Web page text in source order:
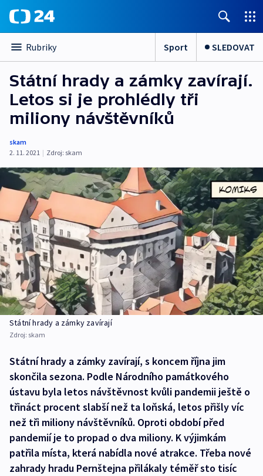
Rubriky Sport SLEDOVAT
Státní hrady a zámky zavírají.
Letos si je prohlédly tři
miliony návštěvníků
skam
2. 11. 2021 | Zdroj: skam
Státní hrady a zámky zavírají
Zdroj: skam
Státní hrady a zámky zavírají, s koncem října jim
skončila sezona. Podle Národního památkového
ústavu byla letos návštěvnost kvůli pandemii ještě o
třináct procent slabší než ta loňská, letos přišly víc
než tři miliony návštěvníků. Oproti období před
pandemií je to propad o dva miliony. K výjimkám
patřila místa, která nabídla nové atrakce. Třeba nové
zahrady hradu Pernštejna přilákaly téměř sto tisíc